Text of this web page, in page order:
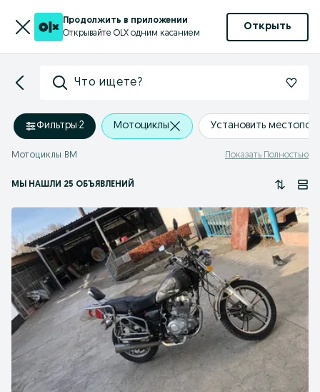
Продолжить в приложении
Открывайте OLX одним касанием
Открыть
Что ищете?
Фильтры·2 Мотоциклы Установить
Мотоциклы BM Показать Полностью
МЫ НАШЛИ 25 ОБЪЯВЛЕНИЙ